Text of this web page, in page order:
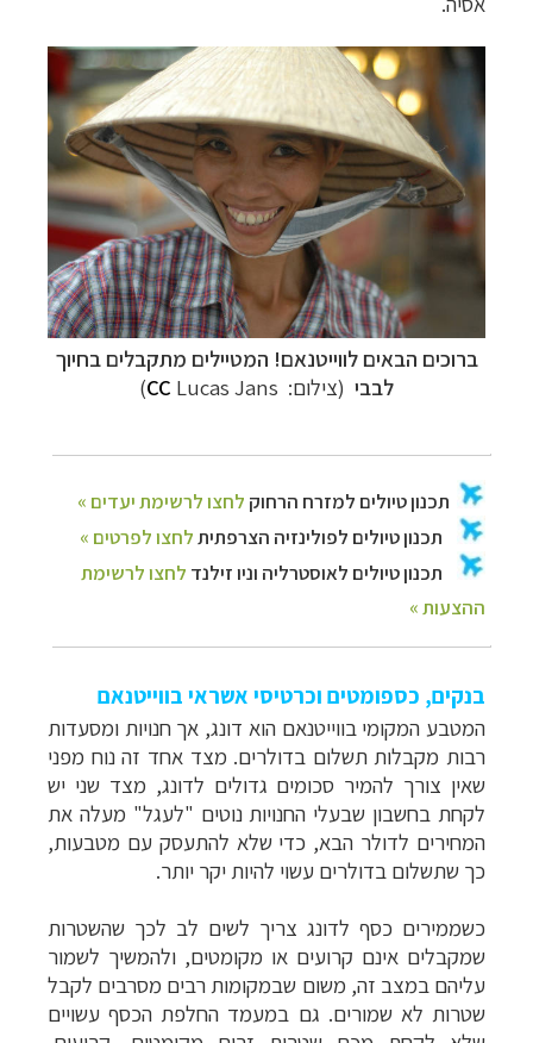
ברוכים הבאים לווייטנאם! המטיילים מתקבלים בחיוך
לבבי (צילום: CC Lucas Jans)
בנקים, כספומטים וכרטיסי אשראי בווייטנאם
המטבע המקומי בווייטנאם הוא דונג, אך חנויות ומסעדות
רבות מקבלות תשלום בדולרים. מצד אחד זה נוח מפני
שאין צורך להמיר סכומים גדולים לדונג, מצד שני יש
לקחת בחשבון שבעלי החנויות נוטים "לעגל" מעלה את
המחירים לדולר הבא, כדי שלא להתעסק עם מטבעות,
כך שתשלום בדולרים עשוי להיות יקר יותר.
כשממירים כסף לדונג צריך לשים לב לכך שהשטרות
שמקבלים אינם קרועים או מקומטים, ולהמשיך לשמור
עליהם במצב זה, משום שבמקומות רבים מסרבים לקבל
שטרות לא שמורים. גם במעמד החלפת הכסף עשויים